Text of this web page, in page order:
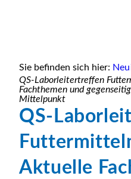
Sie befinden sich hier:
QS-Laborleitertreffen
Fachthemen und
Mittelpunkt
QS-
Aktuelle